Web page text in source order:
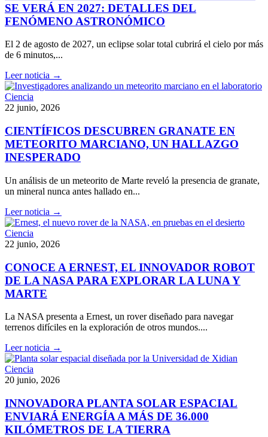
SE VERÁ EN 2027: DETALLES DEL
FENÓMENO ASTRONÓMICO
El 2 de agosto de 2027, un eclipse solar total cubrirá el cielo por más
de 6 minutos,...
Leer noticia →
Ciencia
22 junio, 2026
CIENTÍFICOS DESCUBREN GRANATE EN
METEORITO MARCIANO, UN HALLAZGO
INESPERADO
Un análisis de un meteorito de Marte reveló la presencia de granate,
un mineral nunca antes hallado en...
Leer noticia →
Ciencia
22 junio, 2026
CONOCE A ERNEST, EL INNOVADOR ROBOT
DE LA NASA PARA EXPLORAR LA LUNA Y
MARTE
La NASA presenta a Ernest, un rover diseñado para navegar
terrenos difíciles en la exploración de otros mundos....
Leer noticia →
Ciencia
20 junio, 2026
INNOVADORA PLANTA SOLAR ESPACIAL
ENVIARÁ ENERGÍA A MÁS DE 36.000
KILÓMETROS DE LA TIERRA